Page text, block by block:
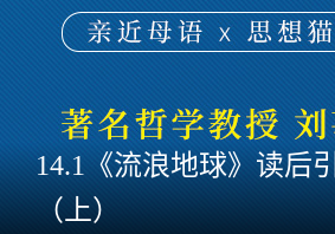
14.1《流浪地球》读后
（上）